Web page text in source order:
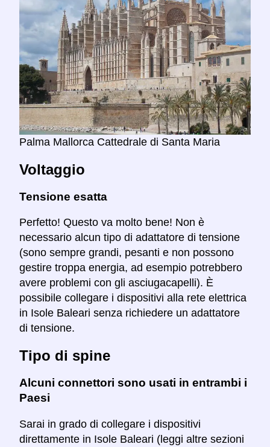
Palma Mallorca Cattedrale di Santa Maria
Voltaggio
Tensione esatta
Perfetto! Questo va molto bene! Non è
necessario alcun tipo di adattatore di tensione
(sono sempre grandi, pesanti e non possono
gestire troppa energia, ad esempio potrebbero
avere problemi con gli asciugacapelli). È
possibile collegare i dispositivi alla rete elettrica
in Isole Baleari senza richiedere un adattatore
di tensione.
Tipo di spine
Alcuni connettori sono usati in entrambi i
Paesi
Sarai in grado di collegare i dispositivi
direttamente in Isole Baleari (leggi altre sezioni